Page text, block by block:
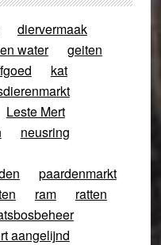
diervermaak
water
geiten
kat
Leste Mert
neusring
paardenmarkt
ram
ratten
aangelijnd